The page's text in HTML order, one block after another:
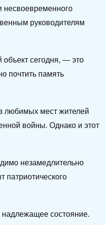
несвоевременного
руководителям
объект сегодня, — это
почтить память
любимых мест жителей
войны. Однако и этот
незамедлительно
патриотического
надлежащее состояние.